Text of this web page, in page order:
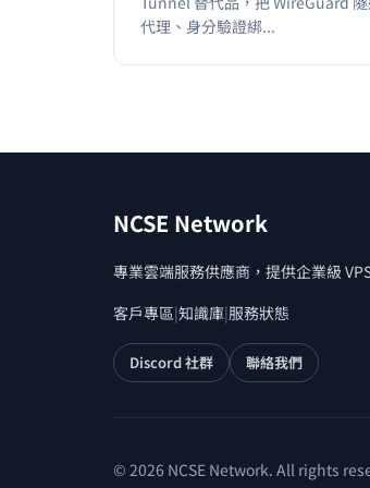
代理、身分驗證綁...
NCSE Network
專業雲端服務供應商，提供企業級
客戶專區|知識庫|服務狀態
Discord 社群 聯絡我們
© 2026 NCSE Network. All rights